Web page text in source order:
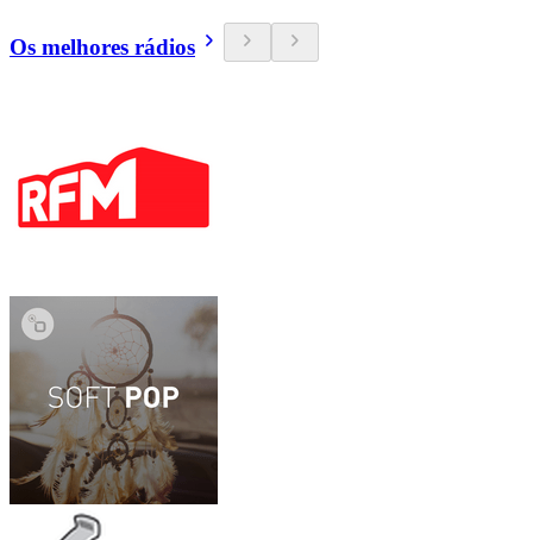
Os melhores rádios